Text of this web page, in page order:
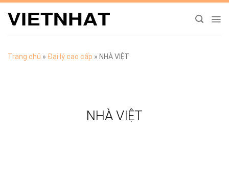
Chuyển
đến
Trang chủ » Đại lý cao cấp » NHÀ VIỆT
NHÀ VIỆT